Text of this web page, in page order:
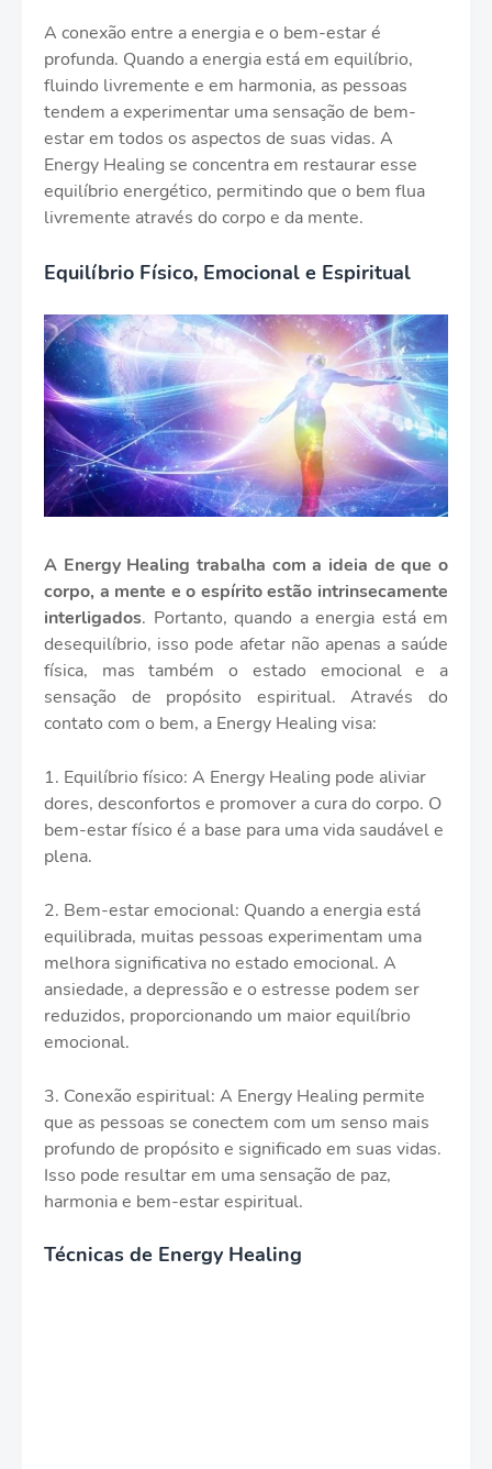
A conexão entre a energia e o bem-estar é
profunda. Quando a energia está em equilíbrio,
fluindo livremente e em harmonia, as pessoas
tendem a experimentar uma sensação de bem-
estar em todos os aspectos de suas vidas. A
Energy Healing se concentra em restaurar esse
equilíbrio energético, permitindo que o bem flua
livremente através do corpo e da mente.
Equilíbrio Físico, Emocional e Espiritual
A Energy Healing trabalha com a ideia de que o
corpo, a mente e o espírito estão intrinsecamente
interligados. Portanto, quando a energia está em
desequilíbrio, isso pode afetar não apenas a saúde
física, mas também o estado emocional e a
sensação de propósito espiritual. Através do
contato com o bem, a Energy Healing visa:
1. Equilíbrio físico: A Energy Healing pode aliviar
dores, desconfortos e promover a cura do corpo. O
bem-estar físico é a base para uma vida saudável e
plena.
2. Bem-estar emocional: Quando a energia está
equilibrada, muitas pessoas experimentam uma
melhora significativa no estado emocional. A
ansiedade, a depressão e o estresse podem ser
reduzidos, proporcionando um maior equilíbrio
emocional.
3. Conexão espiritual: A Energy Healing permite
que as pessoas se conectem com um senso mais
profundo de propósito e significado em suas vidas.
Isso pode resultar em uma sensação de paz,
harmonia e bem-estar espiritual.
Técnicas de Energy Healing